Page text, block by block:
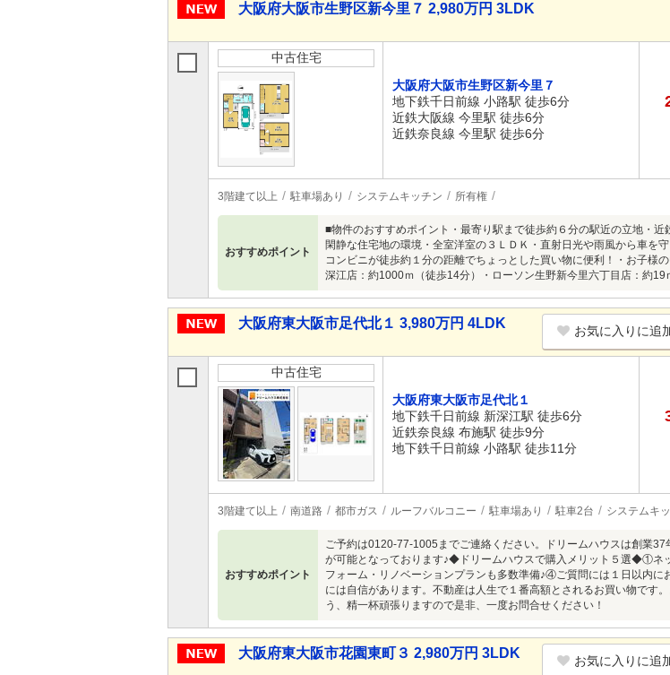
大阪府大阪市生野区新今里７ 2,980万円 3LDK
中古住宅
大阪府大阪市生野区新今里７
地下鉄千日前線 小路駅 徒歩6分
近鉄大阪線 今里駅 徒歩6分
近鉄奈良線 今里駅 徒歩6分
3階建て以上 駐車場あり システムキッチン 所有権
おすすめポイント
■物件のおすすめポイント・最寄り駅まで徒歩約６分の駅近の立地・
閑静な住宅地の環境・全室洋室の３ＬＤＫ・直射日光や雨風から車を
コンビニが徒歩約１分の距離でちょっとした買い物に便利！・お子様
深江店：約1000ｍ（徒歩14分）・ローソン生野新今里六丁目店：約
大阪府東大阪市足代北１ 3,980万円 4LDK お気に入りに追
中古住宅
大阪府東大阪市足代北１
地下鉄千日前線 新深江駅 徒歩6分
近鉄奈良線 布施駅 徒歩9分
地下鉄千日前線 小路駅 徒歩11分
3階建て以上 南道路 都市ガス ルーフバルコニー 駐車場あり 駐車2台 システムキ
おすすめポイント
ご予約は0120-77-1005までご連絡ください。ドリームハウスは創業
が可能となっております♪◆ドリームハウスで購入メリット５選◆①ネ
フォーム・リノベーションプランも多数準備♪④ご質問には１日以内
には自信があります。不動産は人生で１番高額とされるお買い物です
う、精一杯頑張りますので是非、一度お問合せください！
大阪府東大阪市花園東町３ 2,980万円 3LDK お気に入りに追